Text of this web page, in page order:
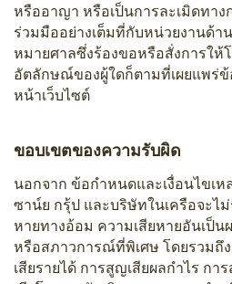
หรืออาญา หรือเป็นการละเมิดทาง
ร่วมมืออย่างเต็มที่กับหน่วยงานด้
หมายศาลซึ่งร้องขอหรือสั่งการให้โ
อัตลักษณ์ของผู้ใดก็ตามที่เผยแพร่
หน้าเว็บไซต์
ขอบเขตของความรับผิด
นอกจาก ข้อกำหนดและเงื่อนไขเห
ซาน์ย กรุ้ป และบริษัทในเครือจะไ
หายทางอ้อม ความเสียหายอันเป็น
หรือสภาวการณ์ที่พิเศษ โดยรวมถึ
เสียรายได้ การสูญเสียผลกำไร ก